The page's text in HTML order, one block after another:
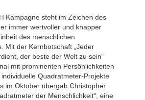
Kampagne steht im Zeichen des
immer wertvoller und knapper
des menschlichen
Mit der Kernbotschaft „Jeder
der beste der Welt zu sein“
mit prominenten Persönlichkeiten
Quadratmeter-Projekte
im Oktober übergab Christopher
der Menschlichkeit“, eine